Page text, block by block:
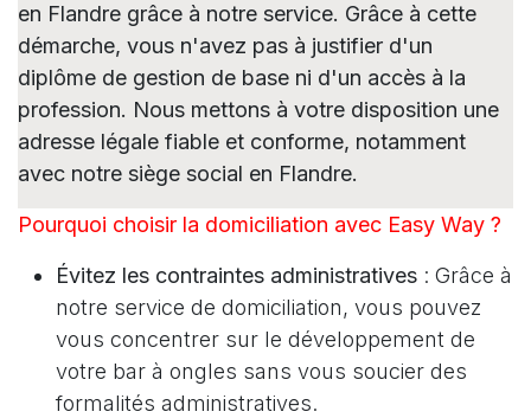
en Flandre grâce à notre service. Grâce à cette
démarche, vous n'avez pas à justifier d'un
diplôme de gestion de base ni d'un accès à la
profession. Nous mettons à votre disposition une
adresse légale fiable et conforme, notamment
avec notre siège social en Flandre.
Pourquoi choisir la domiciliation avec Easy Way ?
Évitez les contraintes administratives : Grâce à
notre service de domiciliation, vous pouvez
vous concentrer sur le développement de
votre bar à ongles sans vous soucier des
formalités administratives.